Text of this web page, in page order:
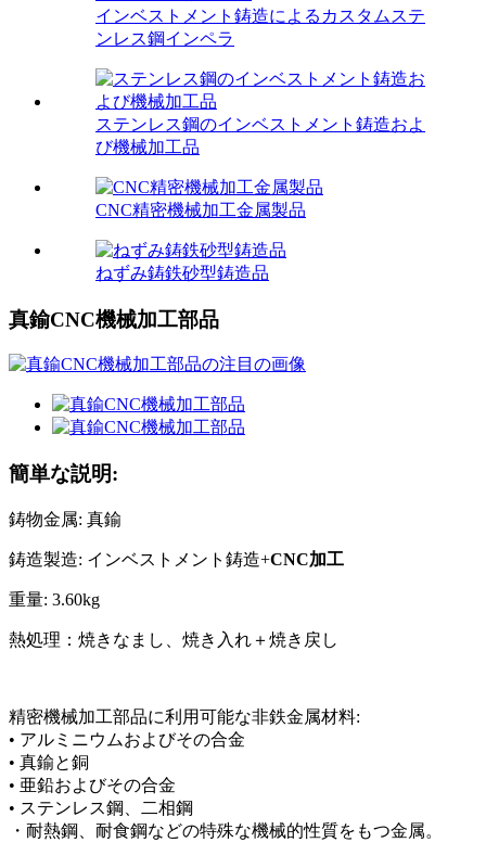
インベストメント鋳造によるカスタムステ
ンレス鋼インペラ
ステンレス鋼のインベストメント鋳造およ
び機械加工品
CNC精密機械加工金属製品
ねずみ鋳鉄砂型鋳造品
真鍮CNC機械加工部品
簡単な説明:
鋳物金属: 真鍮
鋳造製造: インベストメント鋳造+CNC加工
重量: 3.60kg
熱処理：焼きなまし、焼き入れ＋焼き戻し
精密機械加工部品に利用可能な非鉄金属材料:
• アルミニウムおよびその合金
• 真鍮と銅
• 亜鉛およびその合金
• ステンレス鋼、二相鋼
・耐熱鋼、耐食鋼などの特殊な機械的性質をもつ金属。